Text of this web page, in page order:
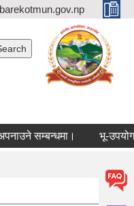
सम्बन्धमा। भू-उपयोग